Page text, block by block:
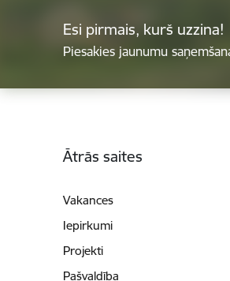
Esi pirmais, kurš uzzina!
Piesakies jaunumu
Ātrās saites
Vakances
Iepirkumi
Projekti
Pašvaldība